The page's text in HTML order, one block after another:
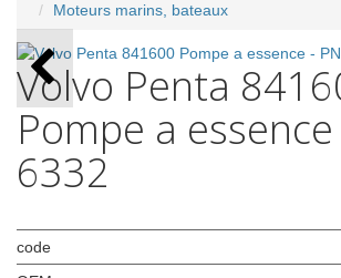
Moteurs marins, bateaux
Volvo Penta
Pompe a essence
6332
code